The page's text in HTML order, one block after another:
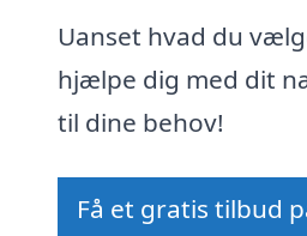
Uanset hvad du
hjælpe dig med dit
til dine behov!
Få et gratis tilbud